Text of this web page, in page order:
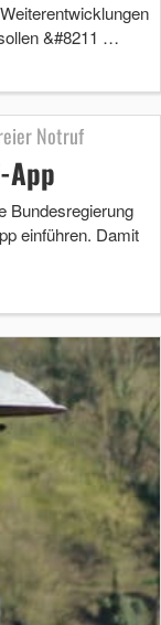
&#8211 …
Notruf
App
Bundesregierung
einführen. Damit